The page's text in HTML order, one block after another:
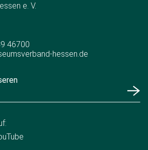
e. V.
46700
hessen.de